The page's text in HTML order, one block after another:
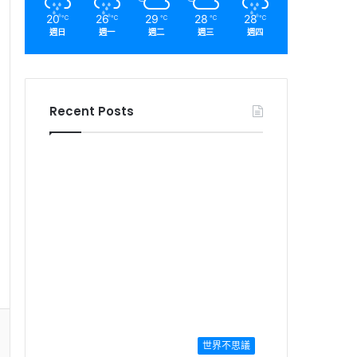
20 ℃
週日
26 ℃
週一
29 ℃
週二
28 ℃
週三
28 ℃
週四
Recent Posts
世界不思議